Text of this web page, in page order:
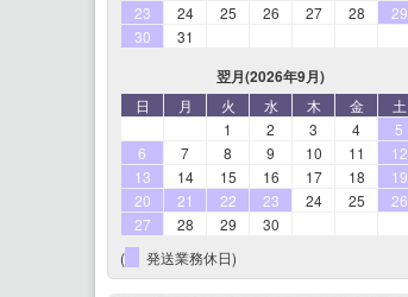
23
24 25 26 27 28
29
30
31
翌月(2026年9月)
日 月 火 水 木 金
土
1
2 3 4
5
6
7 8 9 10 11
12
13
14 15 16 17 18
19
20
21 22 23 24 25
26
27
28 29
30
(
発送業務休日)